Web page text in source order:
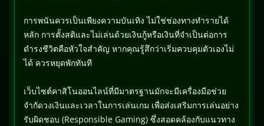
การพนันควรเป็นเพียงความบันเทิง ไม่ใช่ช่องทางทำรายได้
หลัก การตั้งสติและไม่เล่นด้วยเงินกู้หรือเงินที่จำเป็นต่อการ
ดำรงชีวิตคือหัวใจสำคัญ หากคุณรู้สึกว่าเริ่มควบคุมตัวเองไม่
ได้ ควรหยุดพักทันที
เว็บไซต์คาสิโนออนไลน์ที่มีมาตรฐานมักจะมีเครื่องมือช่วย
จำกัดวงเงินและเวลาในการเล่นเกม เพื่อส่งเสริมการเล่นอย่าง
รับผิดชอบ (Responsible Gaming) ซึ่งสอดคล้องกับแนวทาง